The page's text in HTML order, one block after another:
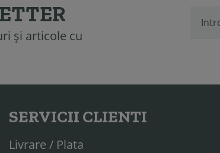
și articole cu
SERVICII CLIENTI
Livrare / Plata